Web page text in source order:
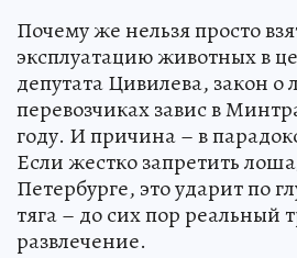
Почему же нельзя просто
эксплуатацию животных в
депутата Цивилева, закон о
перевозчиках завис в
году. И причина – в
Если жестко запретить
Петербурге, это ударит по
тяга – до сих пор реальный
развлечение.